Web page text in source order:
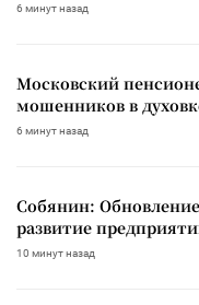
6 минут назад
Московский
мошенников в
6 минут назад
Собянин:
развитие
10 минут назад